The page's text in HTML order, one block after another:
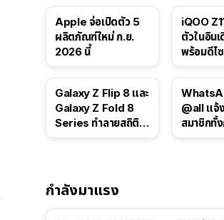
Apple จ่อเปิดตัว 5
ผลิตภัณฑ์ใหม่ ก.ย.
2026 นี้
iQOO
ตัวในอิน
พร้อมดีไ
Galaxy Z Flip 8 และ
Galaxy Z Fold 8
Series ทำลายสถิติ
@all แจ้
สมาชิกทั้
กำลังมาแรง